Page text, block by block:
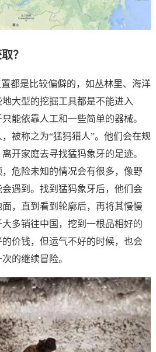
何获取？
都是比较偏僻的，如丛林里、海洋
大型的挖掘工具都是不能进入
能依靠人工和一些简单的器械。
被称之为“猛犸猎人”。他们会在规
开家庭去寻找猛犸象牙的足迹。
危险未知的情况会有很多，像野
遇到。找到猛犸象牙后，他们会
，直到看到轮廓后，再将其慢慢
多销往中国，挖到一根品相好的
价钱，但运气不好的时候，也会
的继续冒险。